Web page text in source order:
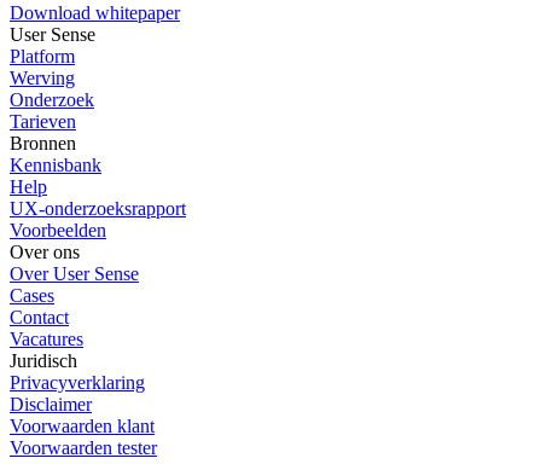
Download whitepaper
User Sense
Platform
Werving
Onderzoek
Tarieven
Bronnen
Kennisbank
Help
UX-onderzoeksrapport
Voorbeelden
Over ons
Over User Sense
Cases
Contact
Vacatures
Juridisch
Privacyverklaring
Disclaimer
Voorwaarden klant
Voorwaarden tester